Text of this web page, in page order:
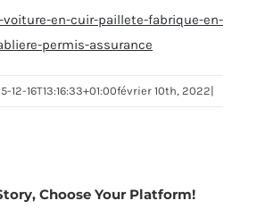
12-16T13:16:33+01:00février 10th, 2022|
Choose Your Platform!